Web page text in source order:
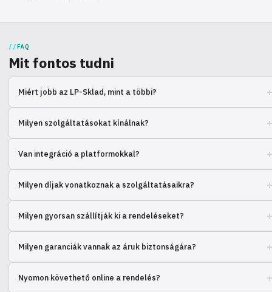
FAQ
Mit fontos tudni
Miért jobb az LP-Sklad, mint a többi?
Milyen szolgáltatásokat kínálnak?
Van integráció a platformokkal?
Milyen díjak vonatkoznak a szolgáltatásaikra?
kérjük, vegye fel velünk a kapcsolatot.
Milyen gyorsan szállítják ki a rendeléseket?
Milyen garanciák vannak az áruk biztonságára?
Nyomon követhető online a rendelés?